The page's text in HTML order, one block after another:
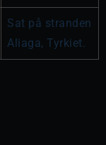
Sat på stranden
Aliaga, Tyrkiet.